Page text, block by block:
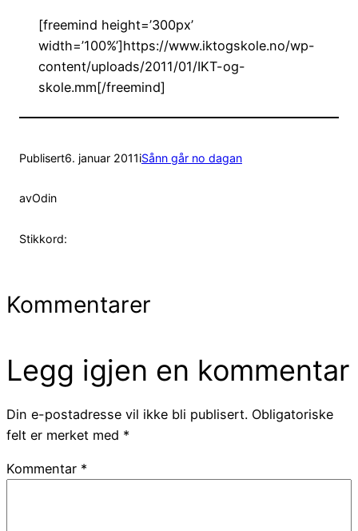
[freemind height=’300px’
width=’100%’]https://www.iktogskole.no/wp-
content/uploads/2011/01/IKT-og-
skole.mm[/freemind]
Publisert6. januar 2011iSånn går no dagan
avOdin
Stikkord:
Kommentarer
Legg igjen en kommentar
Din e-postadresse vil ikke bli publisert. Obligatoriske
felt er merket med *
Kommentar *